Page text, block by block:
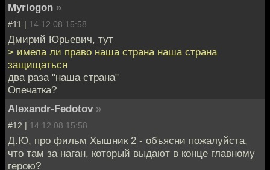
Myriogon »
#11 | 14.12.08 15:58
Дмирий Юрьевич, тут
> имела ли право наша страна наша страна
защищаться
два раза "наша страна"
Опечатка?
Alexandr-Fedotov »
#12 | 14.12.08 15:58
Д.Ю, про фильм Хышник 2 - объясни пожалуйста,
что там за наган, который выдают в конце главному
герою?